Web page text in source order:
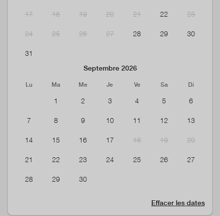
17 18 19 20 21 22 23
24 25 26 27 28 29 30
31
Septembre 2026
Lu Ma Me Je Ve Sa Di
1 2 3 4 5 6
7 8 9 10 11 12 13
14 15 16 17 18 19 20
21 22 23 24 25 26 27
28 29 30
Effacer les dates